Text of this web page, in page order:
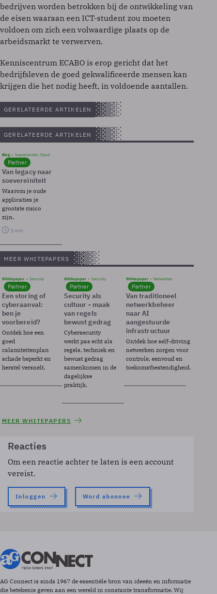
bedrijven worden betrokken bij de ontwikkeling van
de eisen waaraan een ICT-student zou moeten
voldoen om zich een volwaardige plaats op de
arbeidsmarkt te verwerven.
Kenniscentrum ECABO is erop gericht dat het
bedrijfsleven de goed gekwalificeerde mensen kan
krijgen die het nodig heeft, in voldoende aantallen.
GERELATEERDE ARTIKELEN
GERELATEERDE ARTIKELEN
Blog Soevereinteit, Cloud
Partner
Van legacy naar
soevereiniteit
Waarom je oude
applicaties je
grootste risico
zijn.
1 min
MEER WHITEPAPERS
Whitepaper Security
Partner
Een storing of
cyberaanval:
ben je
voorbereid?
Ontdek hoe een
goed
calamiteitenplan
schade beperkt en
herstel versnelt.
Whitepaper Security
Partner
Security als
cultuur - maak
van regels
bewust gedrag
Cybersecurity
werkt pas echt als
regels, techniek en
bewust gedrag
samenkomen in de
dagelijkse
praktijk.
Whitepaper Netwerken
Partner
Van traditioneel
netwerkbeheer
naar AI
aangestuurde
infrastructuur
Ontdek hoe self-driving
netwerken zorgen voor
controle, eenvoud en
toekomstbestendigheid.
MEER WHITEPAPERS
Reacties
Om een reactie achter te laten is een account
vereist.
Inloggen Word abonnee
AG Connect is sinds 1967 de essentiële bron van ideeën en informatie
die betekenis geven aan een wereld in constante transformatie. Wij